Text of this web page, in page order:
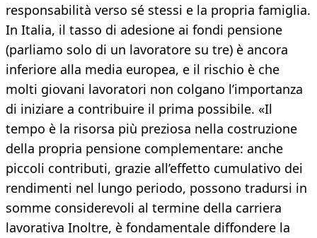
responsabilità verso sé stessi e la propria famiglia.
In Italia, il tasso di adesione ai fondi pensione
(parliamo solo di un lavoratore su tre) è ancora
inferiore alla media europea, e il rischio è che
molti giovani lavoratori non colgano l’importanza
di iniziare a contribuire il prima possibile. «Il
tempo è la risorsa più preziosa nella costruzione
della propria pensione complementare: anche
piccoli contributi, grazie all’effetto cumulativo dei
rendimenti nel lungo periodo, possono tradursi in
somme considerevoli al termine della carriera
lavorativa Inoltre, è fondamentale diffondere la